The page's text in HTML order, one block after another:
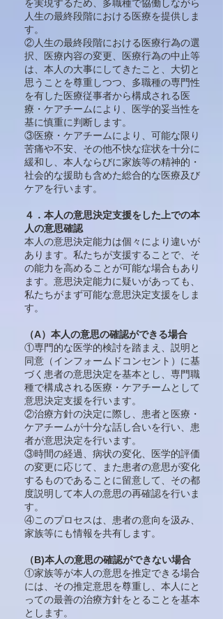
を実現するため、多職種で協働しながら
人生の最終段階における医療を提供しま
す。
②人生の最終段階における医療行為の選
択、医療内容の変更、医療行為の中止等
は、本人の大事にしてきたこと、大切と
思うことを尊重しつつ、多職種の専門性
を有した医療従事者から構成される医
療・ケアチームにより、医学的妥当性を
基に慎重に判断します。
③医療・ケアチームにより、可能な限り
苦痛や不安、その他不快な症状を十分に
緩和し、本人ならびに家族等の精神的・
社会的な援助も含めた総合的な医療及び
ケアを行います。
４．本人の意思決定支援をした上での本
人の意思確認
本人の意思決定能力は個々により違いが
あります。私たちが支援することで、そ
の能力を高めることが可能な場合もあり
ます。意思決定能力に疑いがあっても、
私たちがまず可能な意思決定支援をしま
す。
（A）本人の意思の確認ができる場合
①専門的な医学的検討を踏まえ、説明と
同意（インフォームドコンセント）に基
づく患者の意思決定を基本とし、専門職
種で構成される医療・ケアチームとして
意思決定支援を行います。
②治療方針の決定に際し、患者と医療・
ケアチームが十分な話し合いを行い、患
者が意思決定を行います。
③時間の経過、病状の変化、医学的評価
の変更に応じて、また患者の意思が変化
するものであることに留意して、その都
度説明して本人の意思の再確認を行いま
す。
④このプロセスは、患者の意向を汲み、
家族等にも情報を共有します。
（B)本人の意思の確認ができない場合
①家族等が本人の意思を推定できる場合
には、その推定意思を尊重し、本人にと
っての最善の治療方針をとることを基本
とします。